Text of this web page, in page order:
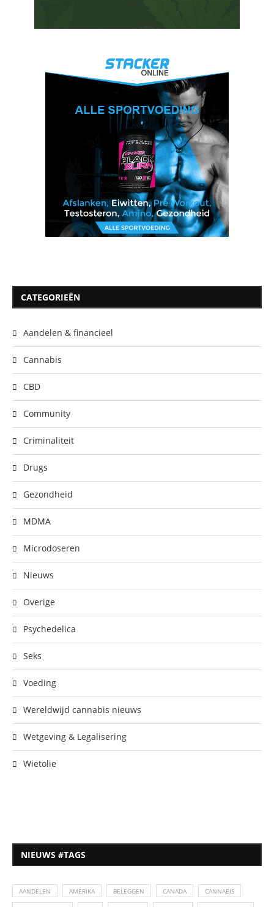
CATEGORIEËN
Aandelen & financieel
Cannabis
CBD
Community
Criminaliteit
Drugs
Gezondheid
MDMA
Microdoseren
Nieuws
Overige
Psychedelica
Seks
Voeding
Wereldwijd cannabis nieuws
Wetgeving & Legalisering
Wietolie
NIEUWS #TAGS
AANDELEN AMERIKA BELEGGEN CANADA CANNABIS